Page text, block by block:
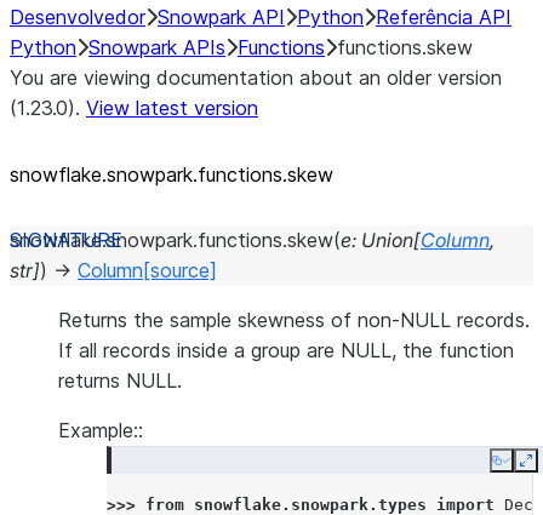
Desenvolvedor Snowpark API Python Referência API
Python Snowpark APIs Functions functions.skew
You are viewing documentation about an older version
(1.23.0). View latest version
snowflake.snowpark.functions.skew
snowflake.snowpark.functions.skew(e: Union[Column,
str]) → Column [source]
Returns the sample skewness of non-NULL records.
If all records inside a group are NULL, the function
returns NULL.
Example::
Copy
>>> from snowflake.snowpark.types import